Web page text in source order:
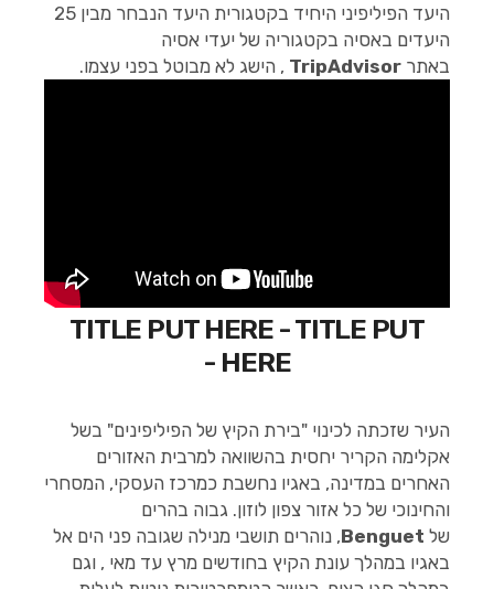
היעד הפיליפיני היחיד בקטגורית היעד הנבחר מבין 25
היעדים באסיה בקטגוריה של יעדי אסיה
באתר TripAdvisor , הישג לא מבוטל בפני עצמו.
TITLE PUT HERE - TITLE PUT
HERE -
העיר שזכתה לכינוי "בירת הקיץ של הפיליפינים" בשל
אקלימה הקריר יחסית בהשוואה למרבית האזורים
האחרים במדינה, באגיו נחשבת כמרכז העסקי, המסחרי
והחינוכי של כל אזור צפון לוזון. גבוה בהרים
של Benguet, נוהרים תושבי מנילה שגובה פני הים אל
באגיו במהלך עונת הקיץ בחודשים מרץ עד מאי , וגם